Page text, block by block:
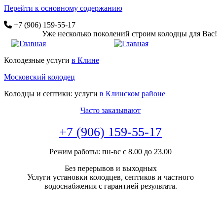
Перейти к основному содержанию
+7 (906) 159-55-17
Уже несколько поколений строим колодцы для Вас!
Колодезные услуги в Клине
Московский колодец
Колодцы и септики: услуги в Клинском районе
Часто заказывают
+7 (906) 159-55-17
Режим работы: пн-вс с 8.00 до 23.00
Без перерывов и выходных
Услуги установки колодцев, септиков и частного
водоснабжения с гарантией результата.